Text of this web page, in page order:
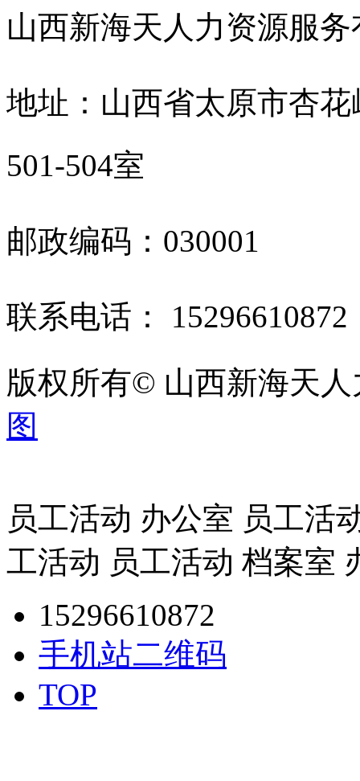
山西新海天人力资源服
地址：山西省太原市杏
501-504室
邮政编码：030001
联系电话：
版权所有© 山西新海天
图
员工活动 办公室 员工活
工活动 员工活动 档案室
15296610872
手机站二维码
TOP